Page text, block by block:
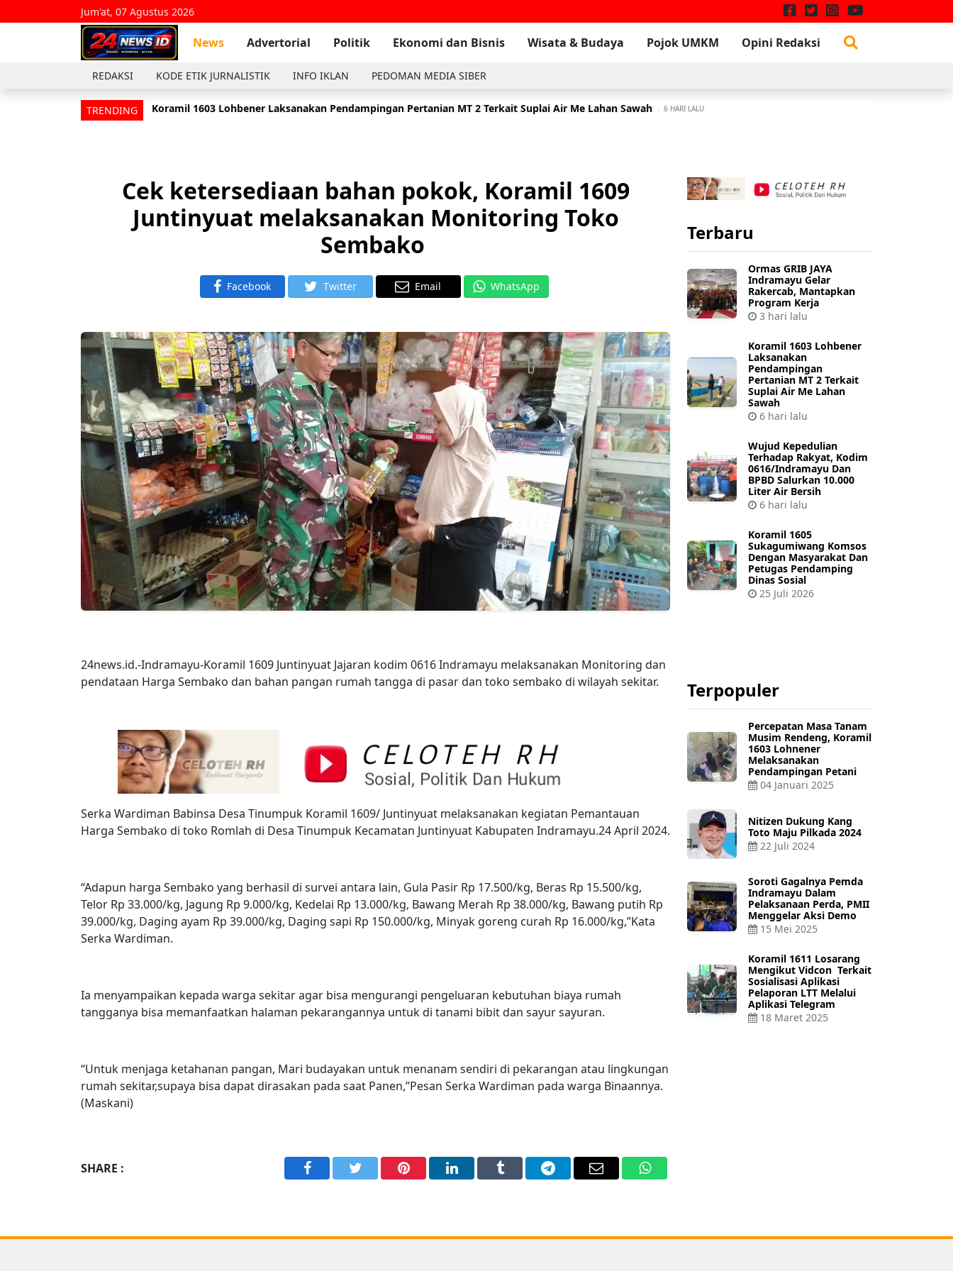
Jum'at, 07 Agustus 2026
News Advertorial Politik Ekonomi dan Bisnis Wisata & Budaya Pojok UMKM Opini Redaksi
REDAKSI KODE ETIK JURNALISTIK INFO IKLAN PEDOMAN MEDIA SIBER
TRENDING Koramil 1603 Lohbener Laksanakan Pendampingan Pertanian MT 2 Terkait Suplai Air Me Lahan Sawah 6 HARI LALU
Wujud Kepedulian Terhadap Rakyat, Kodim 0616/Indramayu Dan BPBD Salurkan 10.000 Liter Air Bersih 6 HARI LALU
Cek ketersediaan bahan pokok, Koramil 1609
Juntinyuat melaksanakan Monitoring Toko
Sembako
Facebook Twitter Email WhatsApp
24news.id.-Indramayu-Koramil 1609 Juntinyuat Jajaran kodim 0616 Indramayu melaksanakan Monitoring dan
pendataan Harga Sembako dan bahan pangan rumah tangga di pasar dan toko sembako di wilayah sekitar.
Serka Wardiman Babinsa Desa Tinumpuk Koramil 1609/ Juntinyuat melaksanakan kegiatan Pemantauan
Harga Sembako di toko Romlah di Desa Tinumpuk Kecamatan Juntinyuat Kabupaten Indramayu.24 April 2024.
“Adapun harga Sembako yang berhasil di survei antara lain, Gula Pasir Rp 17.500/kg, Beras Rp 15.500/kg,
Telor Rp 33.000/kg, Jagung Rp 9.000/kg, Kedelai Rp 13.000/kg, Bawang Merah Rp 38.000/kg, Bawang putih Rp
39.000/kg, Daging ayam Rp 39.000/kg, Daging sapi Rp 150.000/kg, Minyak goreng curah Rp 16.000/kg,”Kata
Serka Wardiman.
Ia menyampaikan kepada warga sekitar agar bisa mengurangi pengeluaran kebutuhan biaya rumah
tangganya bisa memanfaatkan halaman pekarangannya untuk di tanami bibit dan sayur sayuran.
“Untuk menjaga ketahanan pangan, Mari budayakan untuk menanam sendiri di pekarangan atau lingkungan
rumah sekitar,supaya bisa dapat dirasakan pada saat Panen,”Pesan Serka Wardiman pada warga Binaannya.
(Maskani)
SHARE :
FacebookTwitterPinterestLinkedInTumblrTelegramEmail WhatsApp
Terbaru
Ormas GRIB JAYA
Indramayu Gelar
Rakercab, Mantapkan
Program Kerja
3 hari lalu
Koramil 1603 Lohbener
Laksanakan
Pendampingan
Pertanian MT 2 Terkait
Suplai Air Me Lahan
Sawah
6 hari lalu
Wujud Kepedulian
Terhadap Rakyat, Kodim
0616/Indramayu Dan
BPBD Salurkan 10.000
Liter Air Bersih
6 hari lalu
Koramil 1605
Sukagumiwang Komsos
Dengan Masyarakat Dan
Petugas Pendamping
Dinas Sosial
25 Juli 2026
Terpopuler
Percepatan Masa Tanam
Musim Rendeng, Koramil
1603 Lohnener
Melaksanakan
Pendampingan Petani
04 Januari 2025
Nitizen Dukung Kang
Toto Maju Pilkada 2024
22 Juli 2024
Soroti Gagalnya Pemda
Indramayu Dalam
Pelaksanaan Perda, PMII
Menggelar Aksi Demo
15 Mei 2025
Koramil 1611 Losarang
Mengikut Vidcon Terkait
Sosialisasi Aplikasi
Pelaporan LTT Melalui
Aplikasi Telegram
18 Maret 2025